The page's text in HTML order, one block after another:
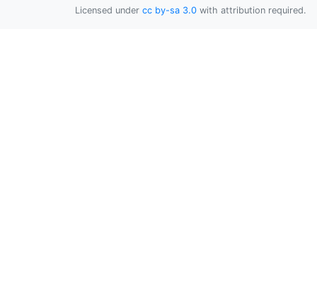
Licensed under cc by-sa 3.0 with attribution required.